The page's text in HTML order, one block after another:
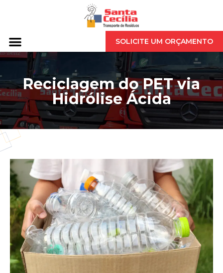
SOLICITE UM ORÇAMENTO
Reciclagem do PET via
Hidrólise Ácida